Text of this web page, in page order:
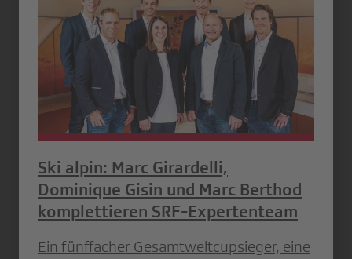
Ski alpin: Marc Girardelli,
Dominique Gisin und Marc Berthod
komplettieren SRF-Expertenteam
Ein fünffacher Gesamtweltcupsieger, eine